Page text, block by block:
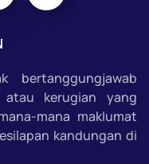
bertanggungjawab
atau kerugian yang
mana maklumat
kandungan di